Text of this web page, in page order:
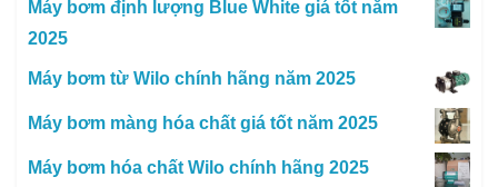
Máy bơm định lượng Blue White giá tốt năm
2025
Máy bơm từ Wilo chính hãng năm 2025
Máy bơm màng hóa chất giá tốt năm 2025
Máy bơm hóa chất Wilo chính hãng 2025